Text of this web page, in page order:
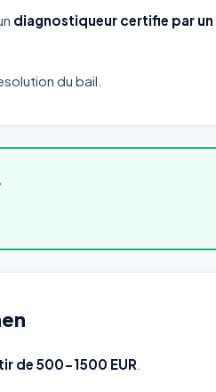
diagnostiqueur certifie par
du bail.
de 500-1500 EUR